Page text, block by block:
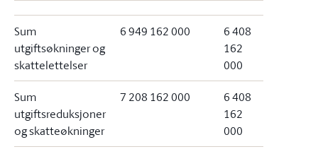
Sum
utgiftsøkninger og
skattelettelser
6 949 162 000
6 408
162
000
Sum
utgiftsreduksjoner
og skatteøkninger
7 208 162 000
6 408
162
000